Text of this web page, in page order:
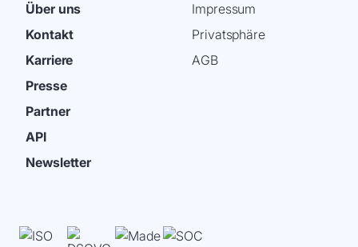
Über uns
Kontakt
Karriere
Presse
Partner
API
Newsletter
Impressum
Privatsphäre
AGB